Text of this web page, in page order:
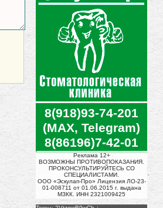
8(918)93-74-201
(MAX, Telegram)
8(86196)7-42-01
Реклама 12+
ВОЗМОЖНЫ ПРОТИВОПОКАЗАНИЯ.
ПРОКОНСУЛЬТИРУЙТЕСЬ СО
СПЕЦИАЛИСТАМИ.
ООО «Эскулап-Про» Лицензия ЛО-23-
01-008711 от 01.06.2015 г. выдана
МЗКК. ИНН 2321009425